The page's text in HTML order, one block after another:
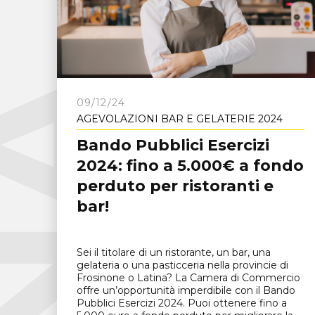
09/12/24
AGEVOLAZIONI BAR E GELATERIE 2024
Bando Pubblici Esercizi
2024: fino a 5.000€ a fondo
perduto per ristoranti e
bar!
Sei il titolare di un ristorante, un bar, una
gelateria o una pasticceria nella provincie di
Frosinone o Latina? La Camera di Commercio
offre un’opportunità imperdibile con il Bando
Pubblici Esercizi 2024. Puoi ottenere fino a